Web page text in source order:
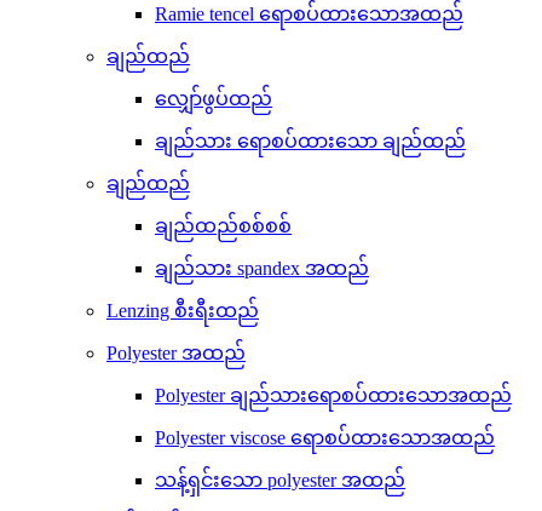
Ramie tencel ရောစပ်ထားသောအထည်
ချည်ထည်
လျှော်ဖွပ်ထည်
ချည်သား ရောစပ်ထားသော ချည်ထည်
ချည်ထည်
ချည်ထည်စစ်စစ်
ချည်သား spandex အထည်
Lenzing စီးရီးထည်
Polyester အထည်
Polyester ချည်သားရောစပ်ထားသောအထည်
Polyester viscose ရောစပ်ထားသောအထည်
သန့်ရှင်းသော polyester အထည်